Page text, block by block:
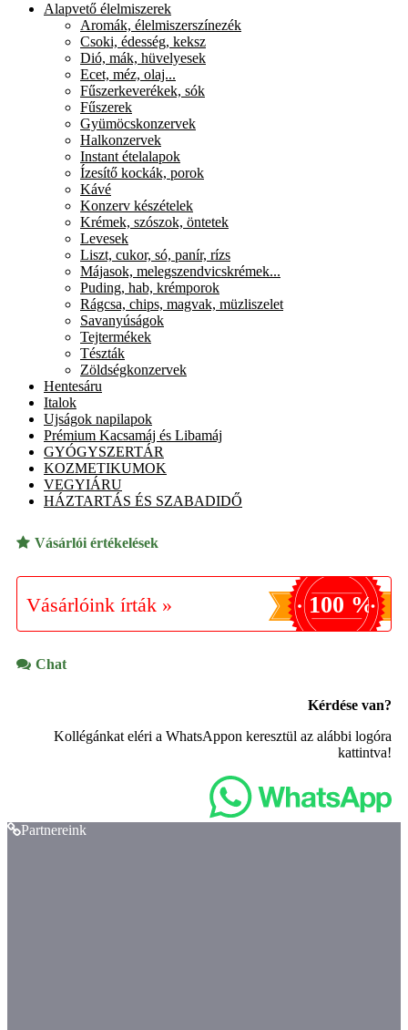
Alapvető élelmiszerek
Aromák, élelmiszerszínezék
Csoki, édesség, keksz
Dió, mák, hüvelyesek
Ecet, méz, olaj...
Fűszerkeverékek, sók
Fűszerek
Gyümöcskonzervek
Halkonzervek
Instant ételalapok
Ízesítő kockák, porok
Kávé
Konzerv készételek
Krémek, szószok, öntetek
Levesek
Liszt, cukor, só, panír, rízs
Májasok, melegszendvicskrémek...
Puding, hab, krémporok
Rágcsa, chips, magvak, müzliszelet
Savanyúságok
Tejtermékek
Tészták
Zöldségkonzervek
Hentesáru
Italok
Ujságok napilapok
Prémium Kacsamáj és Libamáj
GYÓGYSZERTÁR
KOZMETIKUMOK
VEGYIÁRU
HÁZTARTÁS ÉS SZABADIDŐ
Vásárlói értékelések
Vásárlóink írták » 100 %
Chat
Kérdése van?
Kollégánkat eléri a WhatsAppon keresztül az alábbi logóra
kattintva!
Partnereink